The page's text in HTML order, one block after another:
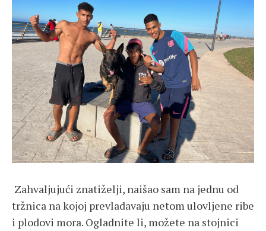
Zahvaljujući znatiželji, naišao sam na jednu od
tržnica na kojoj prevladavaju netom ulovljene ribe
i plodovi mora. Ogladnite li, možete na stojnici